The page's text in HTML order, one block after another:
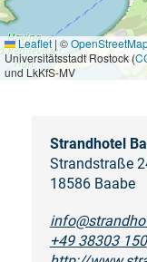
Leaflet | ©
Universitätsstadt Rostock (
und LkKfS-MV
Strandhotel
Strandstraße
18586 Baabe
+49 38303 150